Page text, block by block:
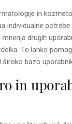
in
individualne
drugih
To lahko
široko bazo
in